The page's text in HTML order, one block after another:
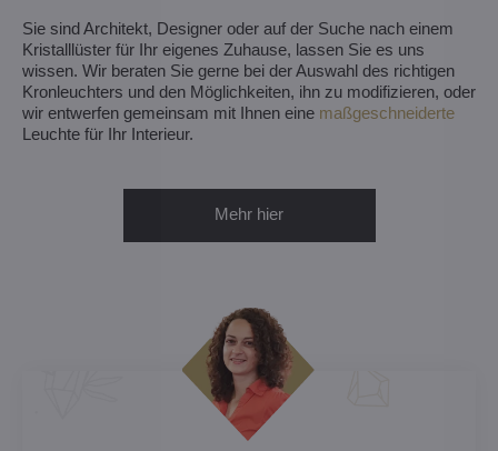
Sie sind Architekt, Designer oder auf der Suche nach einem
Kristalllüster für Ihr eigenes Zuhause, lassen Sie es uns
wissen. Wir beraten Sie gerne bei der Auswahl des richtigen
Kronleuchters und den Möglichkeiten, ihn zu modifizieren, oder
wir entwerfen gemeinsam mit Ihnen eine maßgeschneiderte
Leuchte für Ihr Interieur.
Mehr hier